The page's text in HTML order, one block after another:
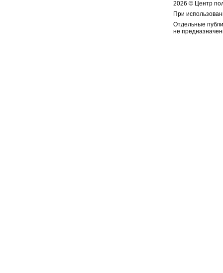
2026 © Центр
При
Отдельные
не